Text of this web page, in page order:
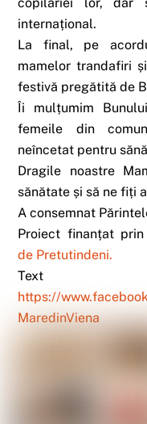
copilăriei lor, dar
internațional.
La final, pe
mamelor trandafiri
festivă pregătită de
Îi mulțumim
femeile din
neîncetat pentru
Dragile noastre
sănătate și să ne fiți
A consemnat
Proiect finanțat prin
de Pretutindeni.
Text
https://
MaredinViena